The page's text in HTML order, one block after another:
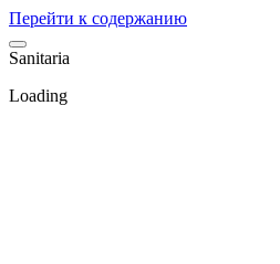
Перейти к содержанию
Sanitaria
Loading